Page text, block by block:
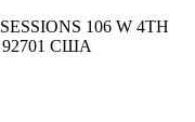
SESSIONS 106 W 4TH
92701 США